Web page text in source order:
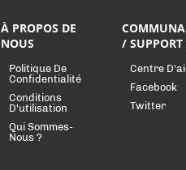
À PROPOS DE
NOUS
Politique De
Confidentialité
Conditions
D'utilisation
Qui Sommes-
Nous ?
/ SUPPORT
Centre
Facebook
Twitter